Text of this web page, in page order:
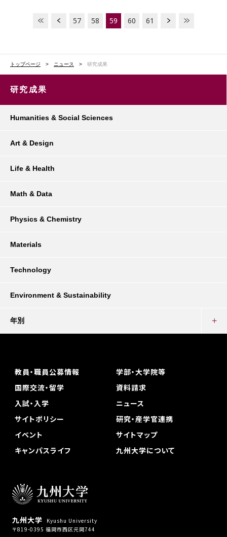
57 58 59 60 61
トップページ ニュース 研究成果
研究成果
Humanities & Social Sciences
Art & Design
Life & Health
Math & Data
Physics & Chemistry
Materials
Technology
Environment & Sustainability
年別
九州大学
Kyushu University
〒819-0395 福岡市西区元岡744
教員・職員公募情報
学部・大学院等
国際交流・留学
資料請求
入試・入学
ニュース
サイトポリシー
研究・産学官連携
イベント
サイトマップ
キャンパスライフ
九州大学について